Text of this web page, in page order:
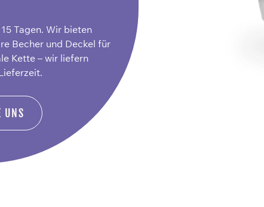
Tagen. Wir bieten
Becher und Deckel für
Kette – wir liefern
UNS